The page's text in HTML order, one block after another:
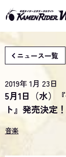
ニュース一覧
2019年 1月 23日
5月1日（水）
ト』発売決定！
音楽